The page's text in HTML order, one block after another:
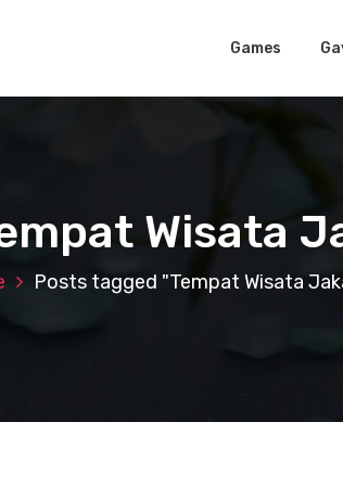
Games
Wisata
Posts tagged "Tempat Wisata